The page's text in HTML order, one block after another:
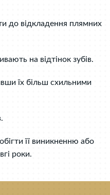
до відкладення плямних
на відтінок зубів.
їх більш схильними
її виникненню або
роки.